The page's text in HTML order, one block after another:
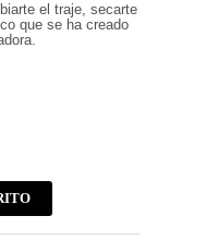
el traje, secarte
que se ha creado